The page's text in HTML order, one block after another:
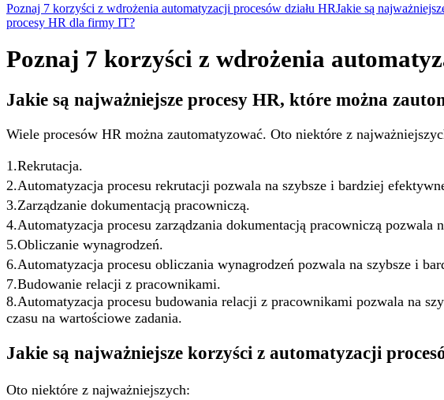
Poznaj 7 korzyści z wdrożenia automatyzacji procesów działu HRJakie są
procesy HR dla firmy IT?
Poznaj 7 korzyści z wdrożenia
Jakie są najważniejsze procesy HR, które można
Wiele procesów HR można zautomatyzować. Oto niektóre z
1.Rekrutacja.
2.Automatyzacja procesu rekrutacji pozwala na szybsze i bardziej
3.Zarządzanie dokumentacją pracowniczą.
4.Automatyzacja procesu zarządzania dokumentacją pracowniczą
5.Obliczanie wynagrodzeń.
6.Automatyzacja procesu obliczania wynagrodzeń pozwala na szybsze i
7.Budowanie relacji z pracownikami.
8.Automatyzacja procesu budowania relacji z pracownikami pozwala na
czasu na wartościowe zadania.
Jakie są najważniejsze korzyści z automatyzacji
Oto niektóre z najważniejszych: